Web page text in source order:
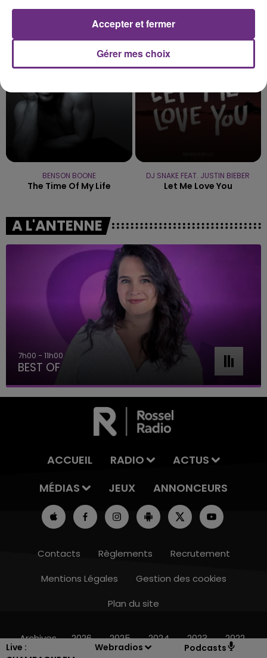
Live :
Webradios Podcasts
16h00 - 20h00
fermer ses portes.
TITRES DIFFUSÉS
BENSON BOONE
The Time Of My Life
8h44
8h44
DJ SNAKE FEAT. JUSTIN BIEBER
Let Me Love You
A L'ANTENNE
7h00 - 11h00
BEST OF
ACCUEIL RADIO
ACTUS
MÉDIAS
JEUX ANNONCEURS
Contacts Règlements
Recrutement
Mentions Légales
Gestion des cookies
Plan du site
Archives 2026 2025 2024 2023 2022
Gérer mes choix
Accepter et fermer